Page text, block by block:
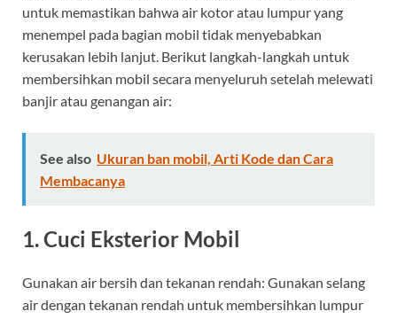
untuk memastikan bahwa air kotor atau lumpur yang
menempel pada bagian mobil tidak menyebabkan
kerusakan lebih lanjut. Berikut langkah-langkah untuk
membersihkan mobil secara menyeluruh setelah melewati
banjir atau genangan air:
See also Ukuran ban mobil, Arti Kode dan Cara
Membacanya
1. Cuci Eksterior Mobil
Gunakan air bersih dan tekanan rendah: Gunakan selang
air dengan tekanan rendah untuk membersihkan lumpur